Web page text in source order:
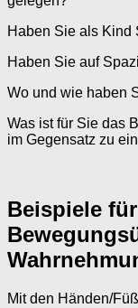
Haben Sie als Kind
Haben Sie auf
Wo und wie haben
Was ist für Sie das
im Gegensatz zu
Beispiele
Mit den Händen/